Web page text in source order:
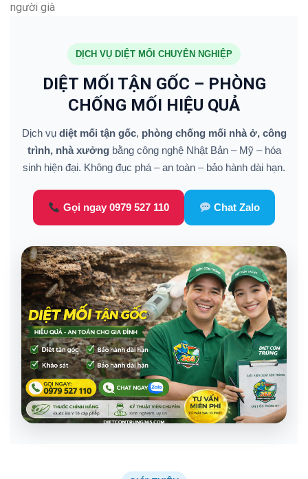
người già
DỊCH VỤ DIỆT MỐI CHUYÊN NGHIỆP
DIỆT MỐI TẬN GỐC – PHÒNG
CHỐNG MỐI HIỆU QUẢ
Dịch vụ diệt mối tận gốc, phòng chống mối nhà ở, công
trình, nhà xưởngbằng công nghệ Nhật Bản – Mỹ – hóa
sinh hiện đại. Không đục phá – an toàn – bảo hành dài hạn.
Gọi ngay 0979 527 110 Chat Zalo